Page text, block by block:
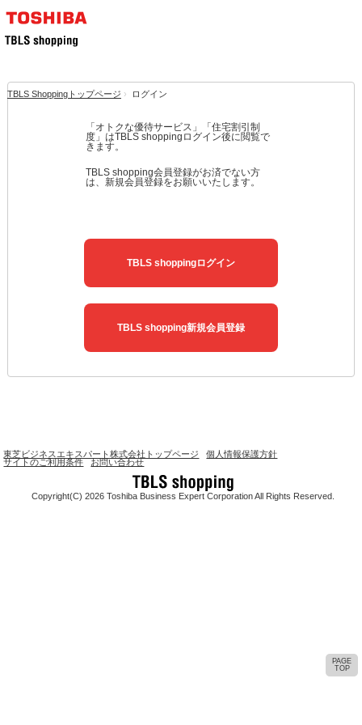
TBLS Shoppingトップページ › ログイン
「オトクな優待サービス」「住宅割引制
度」はTBLS shoppingログイン後に閲覧で
きます。
TBLS shopping会員登録がお済でない方
は、新規会員登録をお願いいたします。
TBLS shoppingログイン
TBLS shopping新規会員登録
東芝ビジネスエキスパート株式会社トップページ
個人情報保護方針
サイトのご利用条件
お問い合わせ
Copyright(C) 2026 Toshiba Business Expert Corporation All Rights Reserved.
PAGE
TOP